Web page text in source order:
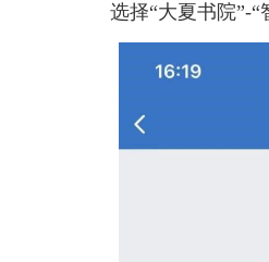
选择“大夏书院”-“